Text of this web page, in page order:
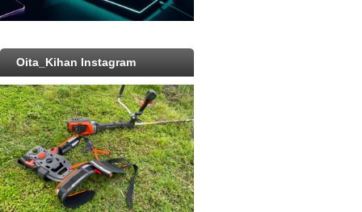
Oita_Kihan Instagram